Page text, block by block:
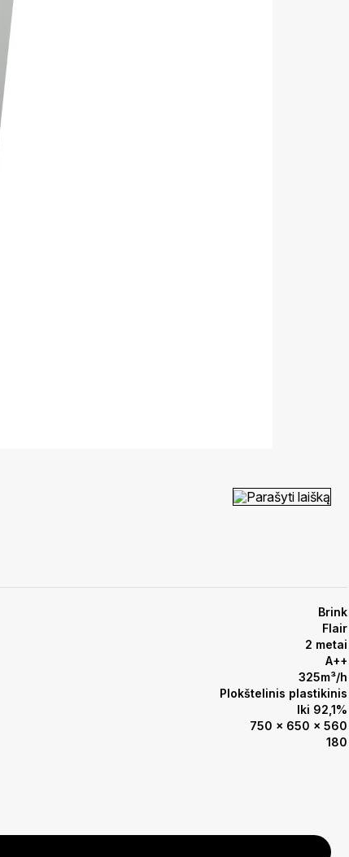
Parašyti laišką
Brink
Flair
2 metai
A++
325m³/h
Plokštelinis plastikinis
Iki 92,1%
750 x 650 x 560
180